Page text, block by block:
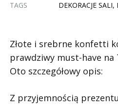
TAGS
DEKORACJE SALI,
Złote i srebrne konfetti
prawdziwy must-have na
Oto szczegółowy opis:
Z przyjemnością